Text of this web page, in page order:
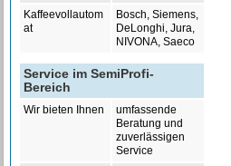
Kaffeevollautom
at
Bosch, Siemens,
DeLonghi, Jura,
NIVONA, Saeco
Service im SemiProfi-
Bereich
Wir bieten Ihnen
umfassende
Beratung und
zuverlässigen
Service